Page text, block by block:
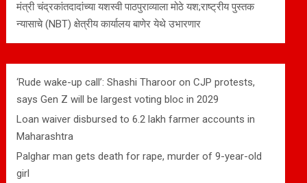
मंत्री चंद्रकांतदादांच्या यशस्वी पाठपुराव्याला मोठे यश;राष्ट्रीय पुस्तक
न्यासाचे (NBT) क्षेत्रीय कार्यालय बाणेर येथे उभारणार
‘Rude wake-up call’: Shashi Tharoor on CJP protests,
says Gen Z will be largest voting bloc in 2029
Loan waiver disbursed to 6.2 lakh farmer accounts in
Maharashtra
Palghar man gets death for rape, murder of 9-year-old
girl